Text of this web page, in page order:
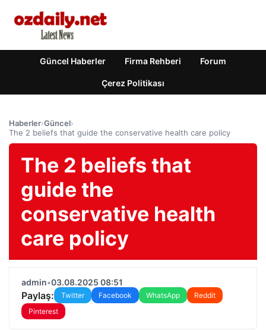
Güncel Haberler Firma Rehberi Forum
Çerez Politikası
Haberler›Güncel›
The 2 beliefs that guide the conservative health care policy
The 2 beliefs that
guide the
conservative health
care policy
admin•03.08.2025 08:51
Paylaş: Twitter Facebook WhatsApp
Reddit
Pinterest